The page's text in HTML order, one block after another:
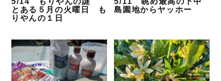
とある５月の火曜日 も
りやんの１日
島園地からヤッホー